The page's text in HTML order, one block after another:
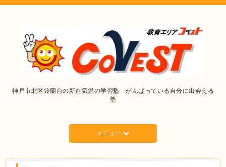
神戸市北区鈴蘭台の新進気鋭の学習塾 がんばっている自分に出会える
塾
メニュー